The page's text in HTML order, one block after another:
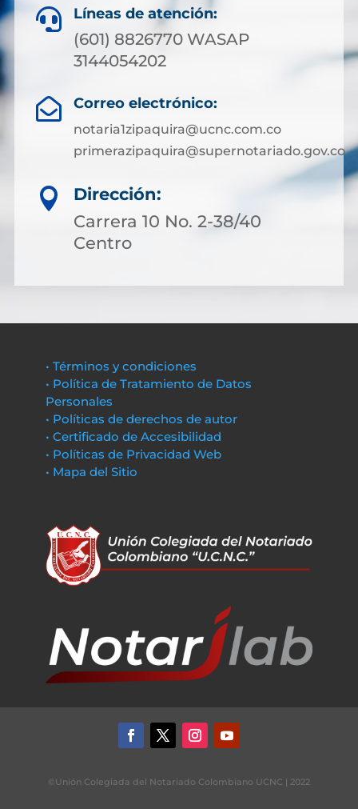
 Líneas de atención:
(601) 8826770 WASAP
3144054202
 Correo electrónico:
notaria1zipaquira@ucnc.com.co
primerazipaquira@supernotariado.gov.co

Dirección:
Carrera 10 No. 2-38/40
Centro
• Términos y condiciones
• Política de Tratamiento de Datos
Personales
• Políticas de derechos de autor
• Certificado de Accesibilidad
• Políticas de Privacidad Web
• Mapa del Sitio
©Unión Colegiada del Notariado Colombiano UCNC | 2022